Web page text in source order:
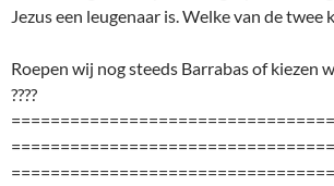
Jezus een leugenaar is. Welke van de twee
Roepen wij nog steeds Barrabas of kiezen
????